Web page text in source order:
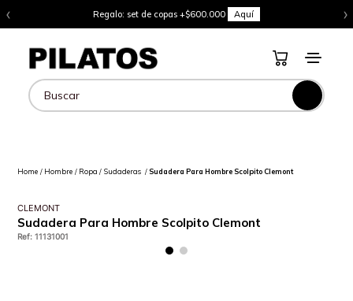
‹ Regalo: set de copas +$600.000 Aquí ›
Buscar
Hombre Ropa Sudaderas Sudadera Para Hombre Scolpito Clemont
CLEMONT
Sudadera Para Hombre Scolpito Clemont
Ref:11131001